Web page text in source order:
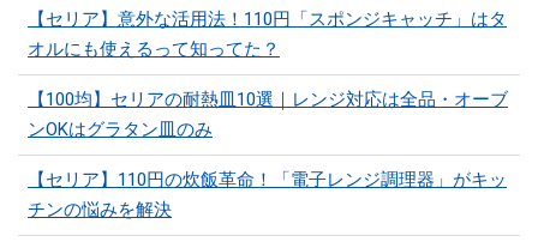
【セリア】意外な活用法！110円「スポンジキャッチ」はタ
オルにも使えるって知ってた？
【100均】セリアの耐熱皿10選｜レンジ対応は全品・オーブ
ンOKはグラタン皿のみ
【セリア】110円の炊飯革命！「電子レンジ調理器」がキッ
チンの悩みを解決